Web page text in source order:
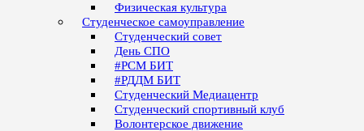
Физическая культура
Студенческое самоуправление
Студенческий совет
День СПО
#РСМ БИТ
#РДДМ БИТ
Студенческий Медиацентр
Студенческий спортивный клуб
Волонтерское движение